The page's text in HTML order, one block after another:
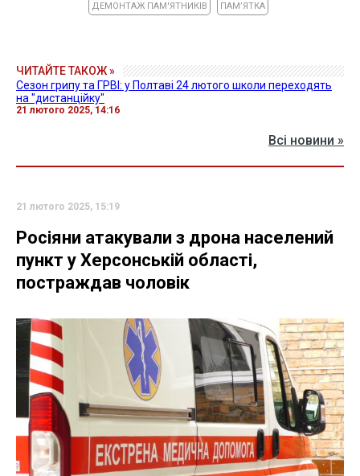
ДЕМОНТАЖ ПАМ'ЯТНИКІВ ПАМʼЯТКА
ЧИТАЙТЕ ТАКОЖ »
Сезон грипу та ГРВІ: у Полтаві 24 лютого школи переходять
на "дистанційку"
21 лютого 2025, 14:16
Всі новини »
21 лютого 2025, 15:19
Росіяни атакували з дрона населений
пункт у Херсонській області,
постраждав чоловік